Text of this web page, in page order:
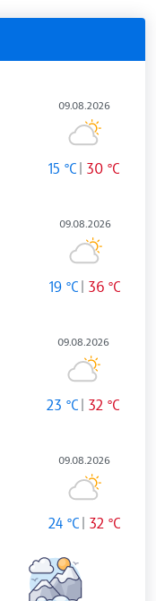
09.08.2026
15 °C 30 °C
09.08.2026
19 °C 36 °C
09.08.2026
23 °C 32 °C
09.08.2026
24 °C 32 °C